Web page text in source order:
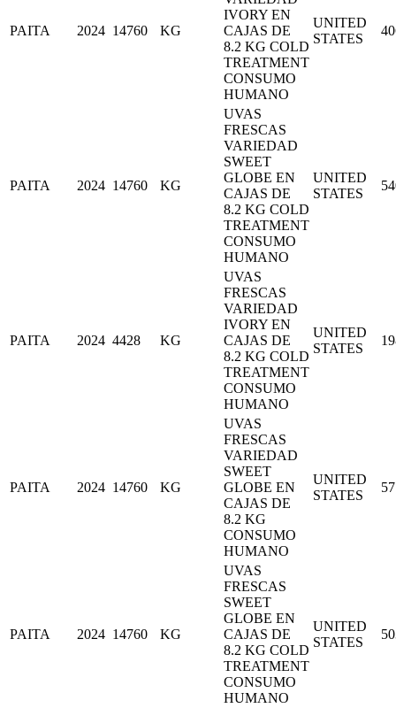
PAITA 2024 14760 KG
IVORY EN
CAJAS DE
8.2 KG COLD
TREATMENT
CONSUMO
HUMANO
UNITED
STATES
PAITA 2024 14760 KG
UVAS
FRESCAS
VARIEDAD
SWEET
GLOBE EN
CAJAS DE
8.2 KG COLD
TREATMENT
CONSUMO
HUMANO
UNITED
STATES
PAITA 2024 4428 KG
UVAS
FRESCAS
VARIEDAD
IVORY EN
CAJAS DE
8.2 KG COLD
TREATMENT
CONSUMO
HUMANO
UNITED
STATES
PAITA 2024 14760 KG
UVAS
FRESCAS
VARIEDAD
SWEET
GLOBE EN
CAJAS DE
8.2 KG
CONSUMO
HUMANO
UNITED
STATES
PAITA 2024 14760 KG
UVAS
FRESCAS
SWEET
GLOBE EN
CAJAS DE
8.2 KG COLD
TREATMENT
CONSUMO
HUMANO
UNITED
STATES